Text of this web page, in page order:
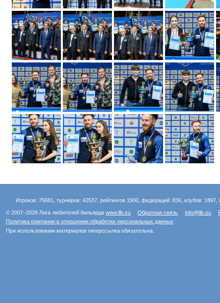
Игроков: 75681, турниров: 42537, рейтингов 1900, федераций: 836, клубов:
© 2007–2026 Лига любителей бильярдаwww.llb.su Обратная связь info@llb.su
Политика компании в отношении обработки персональных данных
При использовании материалов гиперссылка обязательна.